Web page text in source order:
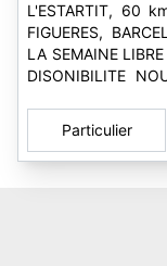
L'ESTARTIT, 60 km du
FIGUERES, BARCELONE 130KM. LIBRE SEPTEMBRE 350€
LA SEMAINE LIBRE 2026 JUILLET AOUT 600E LA SEMAINE
DISONIBILITE NOUS
Particulier